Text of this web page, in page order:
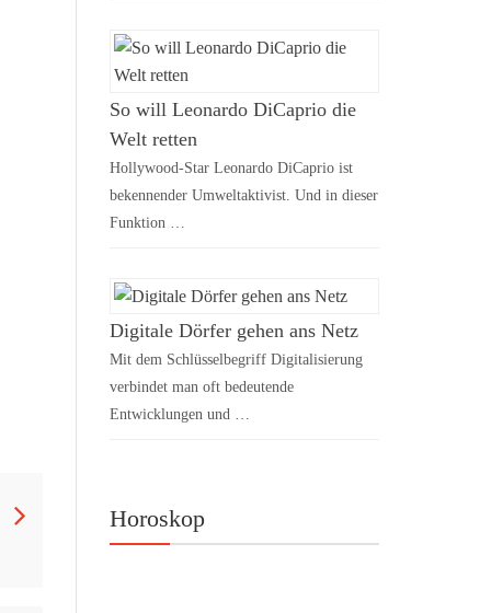
So will Leonardo DiCaprio die
Welt retten
Hollywood-Star Leonardo DiCaprio ist
bekennender Umweltaktivist. Und in dieser
Funktion …
Digitale Dörfer gehen ans Netz
Mit dem Schlüsselbegriff Digitalisierung
verbindet man oft bedeutende
Entwicklungen und …
Horoskop